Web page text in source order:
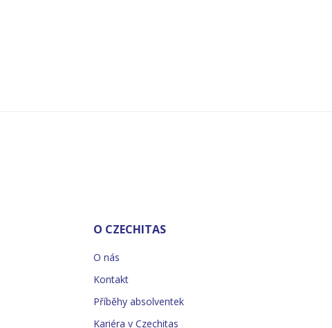
O CZECHITAS
O nás
Kontakt
Příběhy absolventek
Kariéra v Czechitas